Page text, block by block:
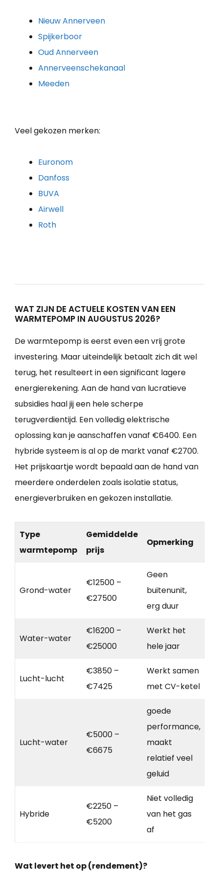
Nieuw Annerveen
Spijkerboor
Oud Annerveen
Annerveenschekanaal
Meeden
Veel gekozen merken:
Euronom
Danfoss
BUVA
Airwell
Roth
WAT ZIJN DE ACTUELE KOSTEN VAN EEN
WARMTEPOMP IN AUGUSTUS 2026?
De warmtepomp is eerst even een vrij grote
investering. Maar uiteindelijk betaalt zich dit wel
terug, het resulteert in een significant lagere
energierekening. Aan de hand van lucratieve
subsidies haal jij een hele scherpe
terugverdientijd. Een volledig elektrische
oplossing kan je aanschaffen vanaf €6400. Een
hybride systeem is al op de markt vanaf €2700.
Het prijskaartje wordt bepaald aan de hand van
meerdere onderdelen zoals isolatie status,
energieverbruiken en gekozen installatie.
Type
warmtepomp
Gemiddelde
prijs
Opmerking
Grond-water
€12500 –
€27500
Geen
buitenunit,
erg duur
Water-water
€16200 –
€25000
Werkt het
hele jaar
Lucht-lucht
€3850 –
€7425
Werkt samen
met CV-ketel
Lucht-water
€5000 –
€6675
goede
performance,
maakt
relatief veel
geluid
Hybride
€2250 –
€5200
Niet volledig
van het gas
af
Wat levert het op (rendement)?